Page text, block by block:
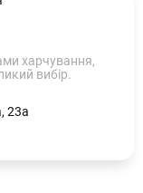
харчування,
вибір.
23а